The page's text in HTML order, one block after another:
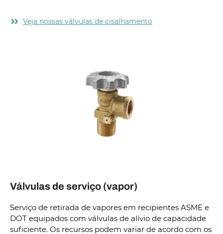
Veja nossas válvulas de cisalhamento
Válvulas de serviço (vapor)
Serviço de retirada de vapores em recipientes ASME e
DOT equipados com válvulas de alívio de capacidade
suficiente. Os recursos podem variar de acordo com os